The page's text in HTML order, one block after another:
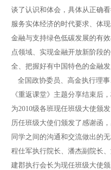
谈了认识和体会，具体从正确
服务实体经济的时代要求、体
金融与支持绿色低碳发展的有
点领域、实现金融开放新阶段
全、把握好有中国特色的金融
全国政协委员、高金执行理
《重返课堂》主题分享结束后
为2010级各班现任班级大使颁
历任班级大使们颁发了感谢函
同学之间的沟通和交流做出的无
程仕军执行院长、潘杰副院长
建郡执行会长为现任班级大使颁